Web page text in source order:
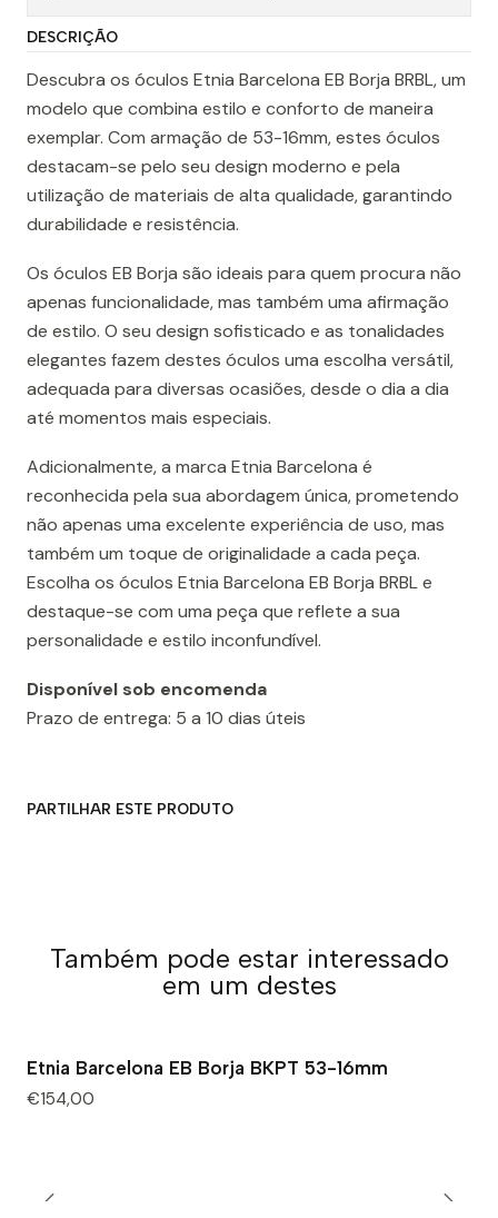
DESCRIÇÃO
Descubra os óculos Etnia Barcelona EB Borja BRBL, um
modelo que combina estilo e conforto de maneira
exemplar. Com armação de 53-16mm, estes óculos
destacam-se pelo seu design moderno e pela
utilização de materiais de alta qualidade, garantindo
durabilidade e resistência.
Os óculos EB Borja são ideais para quem procura não
apenas funcionalidade, mas também uma afirmação
de estilo. O seu design sofisticado e as tonalidades
elegantes fazem destes óculos uma escolha versátil,
adequada para diversas ocasiões, desde o dia a dia
até momentos mais especiais.
Adicionalmente, a marca Etnia Barcelona é
reconhecida pela sua abordagem única, prometendo
não apenas uma excelente experiência de uso, mas
também um toque de originalidade a cada peça.
Escolha os óculos Etnia Barcelona EB Borja BRBL e
destaque-se com uma peça que reflete a sua
personalidade e estilo inconfundível.
Disponível sob encomenda
Prazo de entrega: 5 a 10 dias úteis
PARTILHAR ESTE PRODUTO
Também pode estar interessado
em um destes
Etnia Barcelona EB Borja BKPT 53-16mm
€154,00